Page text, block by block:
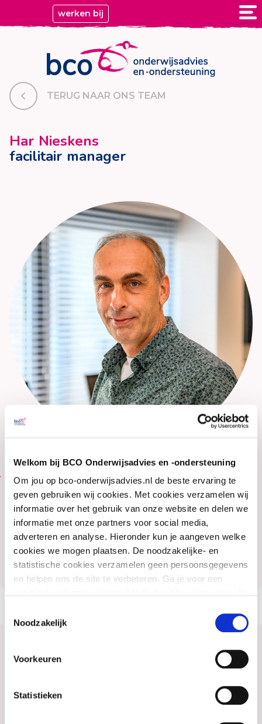
Welkom bij BCO Onderwijsadvies en -ondersteuning
Om jou op bco-onderwijsadvies.nl de beste ervaring te
geven gebruiken wij cookies. Met cookies verzamelen wij
informatie over het gebruik van onze website en delen we
informatie met onze partners voor social media,
adverteren en analyse. Hieronder kun je aangeven welke
cookies we mogen plaatsen. De noodzakelijke- en
statistische cookies verzamelen geen persoonsgegevens
en helpen ons de site te verbeteren. Ga je voor een
Noodzakelijk
Voorkeuren
Statistieken
werken bij
TERUG NAAR ONS TEAM
Har Nieskens
facilitair manager
0773519284
helpen?